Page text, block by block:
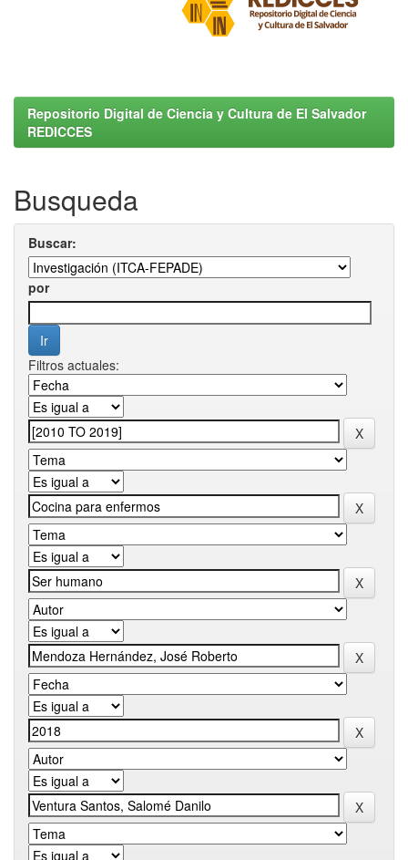
Repositorio Digital de Ciencia y Cultura de El Salvador
REDICCES
Busqueda
Buscar:
por
Filtros actuales: